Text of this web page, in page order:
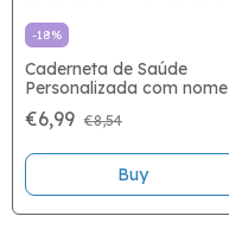
-18%
Caderneta de Saúde
Personalizada com nome
€6,99 €8,54
Buy